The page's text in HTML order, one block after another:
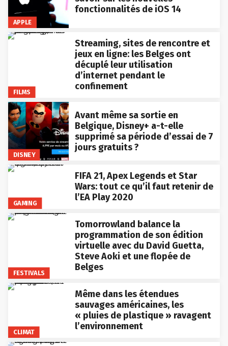
APPLE
fonctionnalités de iOS 14
FILMS
Streaming, sites de rencontre et
jeux en ligne: les Belges ont
décuplé leur utilisation
d’internet pendant le
confinement
DISNEY
Avant même sa sortie en
Belgique, Disney+ a-t-elle
supprimé sa période d’essai de 7
jours gratuits ?
GAMING
FIFA 21, Apex Legends et Star
Wars: tout ce qu’il faut retenir de
l’EA Play 2020
FESTIVALS
Tomorrowland balance la
programmation de son édition
virtuelle avec du David Guetta,
Steve Aoki et une flopée de
Belges
CLIMAT
Même dans les étendues
sauvages américaines, les
« pluies de plastique » ravagent
l’environnement